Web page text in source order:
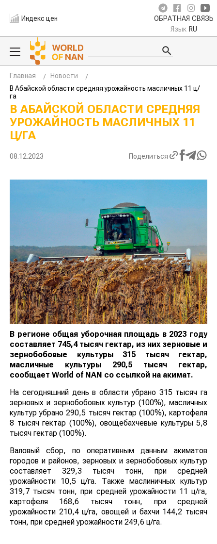
Индекс цен ОБРАТНАЯ СВЯЗЬ
Язык RU
Главная
Новости
В Абайской области средняя урожайность масличных 11 ц/
га
В АБАЙСКОЙ ОБЛАСТИ СРЕДНЯЯ
УРОЖАЙНОСТЬ МАСЛИЧНЫХ 11
Ц/ГА
08.12.2023 Поделиться
В регионе общая уборочная площадь в 2023 году
составляет 745,4 тысяч гектар, из них зерновые и
зернобобовые культуры 315 тысяч гектар,
масличные культуры 290,5 тысяч гектар,
сообщает World of NAN со ссылкой на акимат.
На сегодняшний день в области убрано 315 тысяч га
зерновых и зернобобовых культур (100%), масличных
культур убрано 290,5 тысяч гектар (100%), картофеля
8 тысяч гектар (100%), овощебахчевые культуры 5,8
тысяч гектар (100%).
Валовый сбор, по оперативным данным акиматов
городов и районов, зерновых и зернобобовых культур
составляет 329,3 тысяч тонн, при средней
урожайности 10,5 ц/га. Также маслиничных культур
319,7 тысяч тонн, при средней урожайности 11 ц/га,
картофеля 168,6 тысяч тонн, при средней
урожайности 210,4 ц/га, овощей и бахчи 144,2 тысяч
тонн, при средней урожайности 249,6 ц/га.